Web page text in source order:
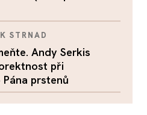
STRNAD
Andy Serkis
při
prstenů